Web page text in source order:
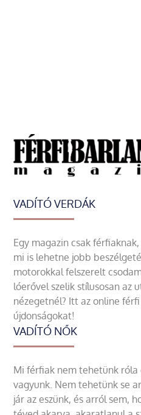
VADÍTÓ VERDÁK
Egy magazin csak
mi is lehetne jobb
motorokkal felszerelt
lóerővel szelik stílusosan az
nézegetnél? Itt az online
újdonságokat!
VADÍTÓ NŐK
Mi férfiak nem tehetünk
vagyunk. Nem tehetünk se
jár az eszünk, és arról sem,